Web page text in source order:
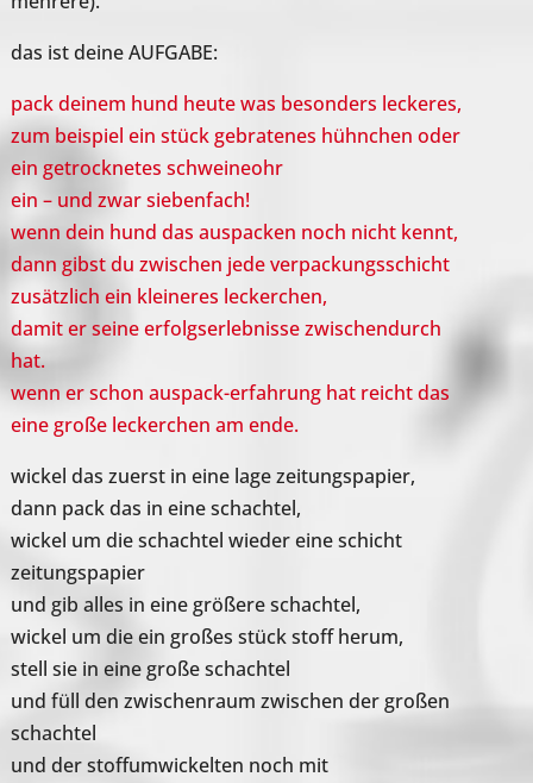
das ist deine AUFGABE:
pack deinem hund heute was besonders leckeres,
zum beispiel ein stück gebratenes hühnchen oder
ein getrocknetes schweineohr
ein – und zwar siebenfach!
wenn dein hund das auspacken noch nicht kennt,
dann gibst du zwischen jede verpackungsschicht
zusätzlich ein kleineres leckerchen,
damit er seine erfolgserlebnisse zwischendurch
hat.
wenn er schon auspack-erfahrung hat reicht das
eine große leckerchen am ende.
wickel das zuerst in eine lage zeitungspapier,
dann pack das in eine schachtel,
wickel um die schachtel wieder eine schicht
zeitungspapier
und gib alles in eine größere schachtel,
wickel um die ein großes stück stoff herum,
stell sie in eine große schachtel
und füll den zwischenraum zwischen der großen
schachtel
und der stoffumwickelten noch mit